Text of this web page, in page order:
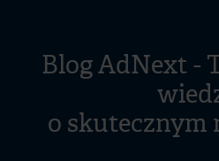
Blog AdNext -
o skutecznym